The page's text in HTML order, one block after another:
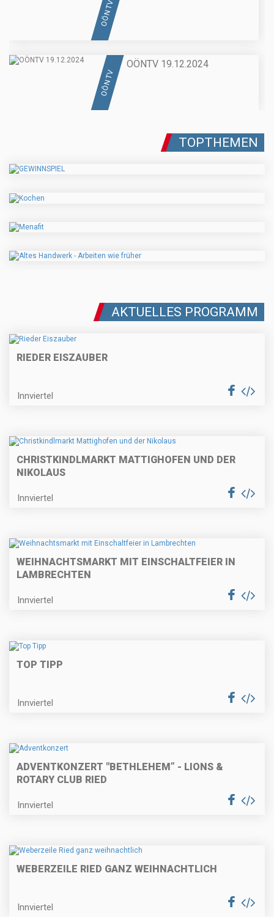
OÖN TV
OÖN TV
OÖNTV 19.12.2024
TOPTHEMEN
AKTUELLES PROGRAMM
RIEDER EISZAUBER
Innviertel
CHRISTKINDLMARKT MATTIGHOFEN UND DER
NIKOLAUS
Innviertel
WEIHNACHTSMARKT MIT EINSCHALTFEIER IN
LAMBRECHTEN
Innviertel
TOP TIPP
Innviertel
ADVENTKONZERT "BETHLEHEM” - LIONS &
ROTARY CLUB RIED
Innviertel
WEBERZEILE RIED GANZ WEIHNACHTLICH
Innviertel